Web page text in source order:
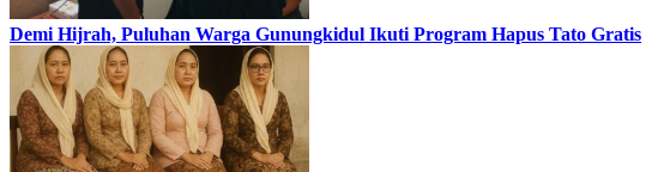
Demi Hijrah, Puluhan Warga Gunungkidul Ikuti Program Hapus Tato Gratis